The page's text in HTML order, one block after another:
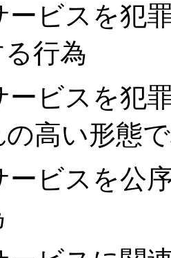
ービスを犯
行為
ービスを犯
の高い形態
ービスを公